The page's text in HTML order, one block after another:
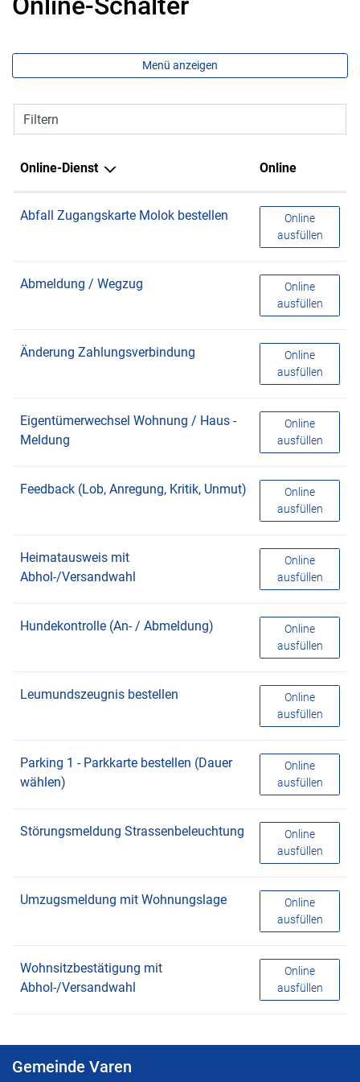
Menü anzeigen
Filtern
Online-Dienst Online
Abfall Zugangskarte Molok bestellen Abfall
Online
ausfüllen
Abmeldung / Wegzug Abmeldung /
Online
ausfüllen
Änderung Zahlungsverbindung Änderung
Online
ausfüllen
Eigentümerwechsel Wohnung / Haus -
Meldung
Online
ausfüllen
Feedback (Lob, Anregung, Kritik, Unmut) Feedback
Online
ausfüllen
Heimatausweis mit
Abhol-/Versandwahl
Online
ausfüllen
Hundekontrolle (An- / Abmeldung)
Online
ausfüllen
Leumundszeugnis bestellen
Online
ausfüllen
Parking 1 - Parkkarte bestellen (Dauer
wählen)
Parking 1 -
Online
ausfüllen
Störungsmeldung Strassenbeleuchtung
Online
ausfüllen
Umzugsmeldung mit Wohnungslage
Online
ausfüllen
Wohnsitzbestätigung mit
Abhol-/Versandwahl
Online
ausfüllen
Gemeinde Varen